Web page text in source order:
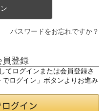
パスワードをお忘れですか？
員登録
てログインまたは会員登録さ
ログイン」ボタンよりお進み